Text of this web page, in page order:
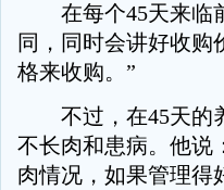
在每个45天来临前
同，同时会讲好收购
格来收购。”
不过，在45天的养
不长肉和患病。他说
肉情况，如果管理得